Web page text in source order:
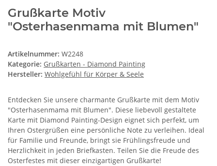
Grußkarte Motiv
"Osterhasenmama mit Blumen"
Artikelnummer: W2248
Kategorie: Grußkarten - Diamond Painting
Hersteller: Wohlgefühl für Körper & Seele
Entdecken Sie unsere charmante Grußkarte mit dem Motiv
"Osterhasenmama mit Blumen". Diese liebevoll gestaltete
Karte mit Diamond Painting-Design eignet sich perfekt, um
Ihren Ostergrüßen eine persönliche Note zu verleihen. Ideal
für Familie und Freunde, bringt sie Frühlingsfreude und
Herzlichkeit in jeden Briefkasten. Teilen Sie die Freude des
Osterfestes mit dieser einzigartigen Grußkarte!